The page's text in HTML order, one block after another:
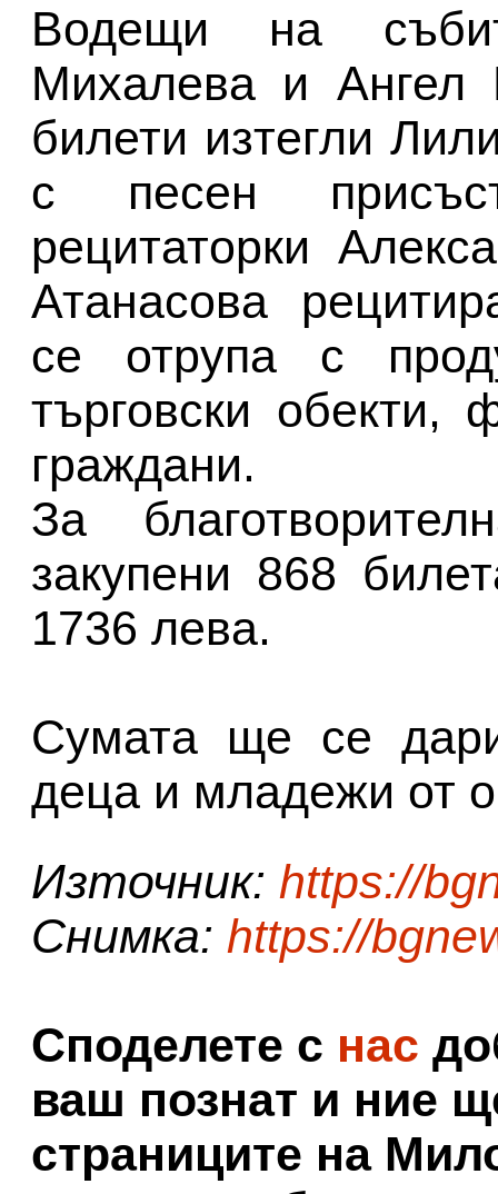
Водещи на
Михалева и Ангел
билети изтегли
с песен
рецитаторки
Атанасова
се отрупа с
търговски обекти,
граждани.
За
закупени 868
1736 лева.
Сумата ще се
деца и младежи от
Източник: https://
Снимка: https://
Споделете с нас
ваш познат и ние
страниците на